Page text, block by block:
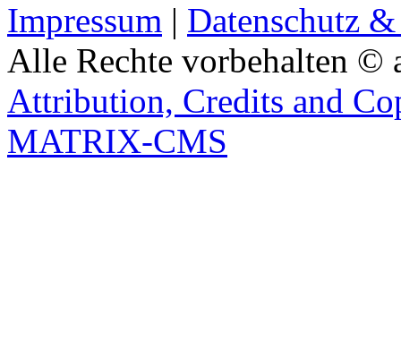
Impressum | Datenschutz
Alle Rechte vorbehalten ©
Attribution, Credits and
MATRIX-CMS